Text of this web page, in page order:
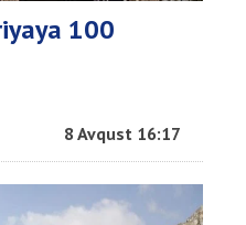
100
8 Avqust 16:17